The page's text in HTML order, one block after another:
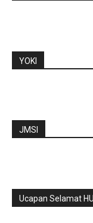
YOKI
JMSI
Ucapan Selamat